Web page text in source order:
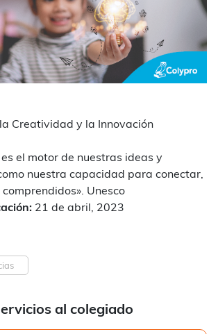
al colegiado
Creatividad y la Innovación
el motor de nuestras ideas y
nuestra capacidad para conectar,
Unesco
21 de abril, 2023